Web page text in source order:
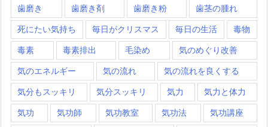
歯磨き 歯磨き剤 歯磨き粉 歯茎の腫れ
死にたい気持ち 毎日がクリスマス 毎日の生活 毒物
毒素 毒素排出 毛染め 気のめぐり改善
気のエネルギー 気の流れ 気の流れを良くする
気分もスッキリ 気分スッキリ 気力 気力と体力
気功 気功師 気功教室 気功法 気功講座